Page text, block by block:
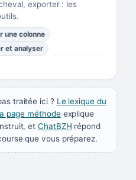
exporter : les
une colonne
et analyser
traitée ici ? Le lexique du
page méthodeexplique
etChatBZH répond
que vous préparez.